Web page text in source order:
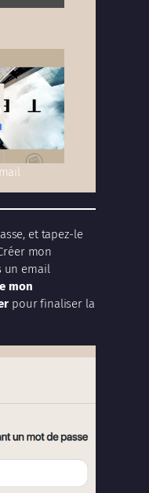
et tapez-le
mon
un email
mon
pour finaliser la